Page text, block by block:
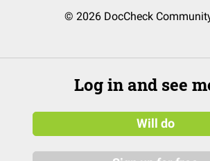
© 2026 DocCheck
Log in and see
Will do